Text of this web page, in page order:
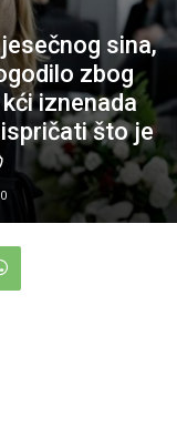
sina,
zbog
iznenada
što je
0